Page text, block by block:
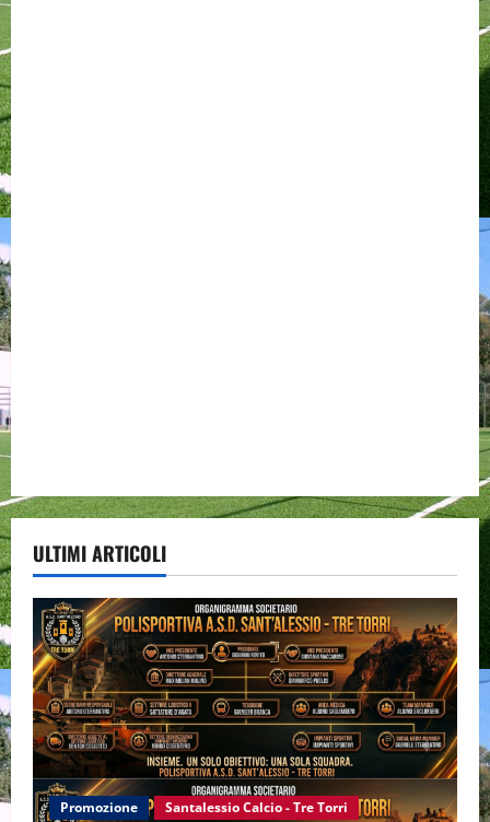
ULTIMI ARTICOLI
Promozione Santalessio Calcio - Tre Torri